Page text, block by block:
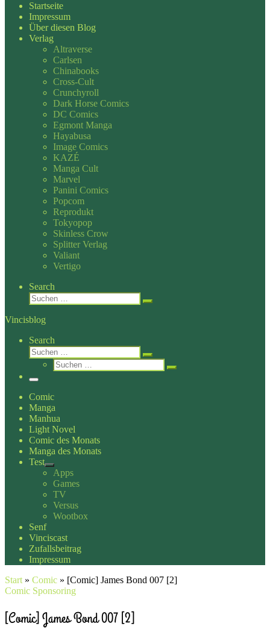
Startseite
Impressum
Über diesen Blog
Verlag
Altraverse
Carlsen
Chinabooks
Cross-Cult
Crunchyroll
Dark Horse Comics
DC Comics
Egmont Manga
Hayabusa
Image Comics
KAZÉ
Manga Cult
Marvel
Panini Comics
Popcom
Reprodukt
Tokyopop
Skinless Crow
Splitter Verlag
Valiant
Vertigo
Search
Suche
Suchen …
Vincisblog
Search
Suche
Suchen …
Suche
Suchen …
Menü
Comic
Manga
Manhua
Light Novel
Comic des Monats
Manga des Monats
Test
Apps
Games
TV
Versus
Wootbox
Senf
Vinciscast
Zufallsbeitrag
Impressum
Start » Comic » [Comic] James Bond 007 [2]
Comic Sponsoring
[Comic] James Bond 007 [2]